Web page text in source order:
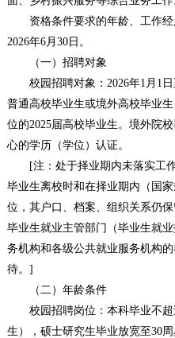
资格条件要求的年龄、工作经
2026年6月30日。
（一）招聘对象
校园招聘对象：2026年1月1日
普通高校毕业生或境外高校毕业
位的2025届高校毕业生。境外院
心的学历（学位）认证。
[注：处于择业期内未落实工作
毕业生离校时和在择业期内（国
位，其户口、档案、组织关系仍
毕业生就业主管部门（毕业生就
务机构和各级公共就业服务机构
待。]
（二）年龄条件
校园招聘岗位：本科毕业不超
生），硕士研究生毕业放宽至30